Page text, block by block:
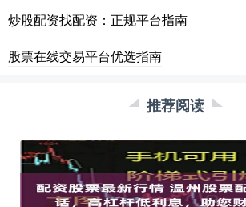
炒股配资找配资：正规平台指南
股票在线交易平台优选指南
推荐阅读